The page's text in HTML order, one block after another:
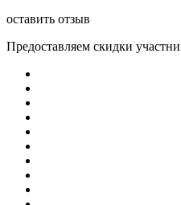
оставить отзыв
Предоставляем скидки